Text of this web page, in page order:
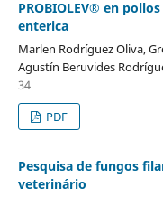
PROBIOLEV® en
enterica
Marlen Rodríguez Oliva,
Agustín Beruvides
34
PDF
Pesquisa de fungos
veterinário